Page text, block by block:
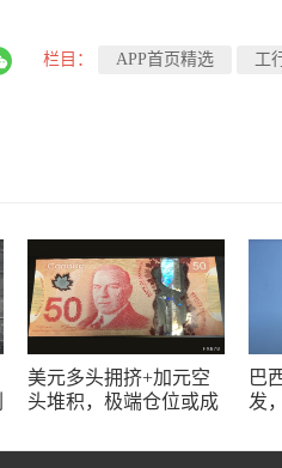
栏目： APP首页精选 工
美元多头拥挤+加元空
头堆积，极端仓位或成
巴
发
力